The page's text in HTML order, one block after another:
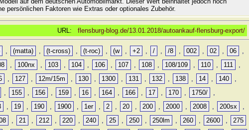
persönlichen Faktoren wie Extras oder optionales Zubehör.
URL: flensburg-blog.de/13.01.2018/autoankauf-flensburg-export/
, (matta) , (t-cross) , (t-roc) , (w , +2 , / , /8 , 002 , 02 , 06
,
, 100nx , 103 , 104 , 106 , 107 , 108 , 108/109 , 110 , 111
,
, 127 , 12m/15m , 130 , 1300 , 131 , 132 , 138 , 14 , 140
,
, 155 , 156 , 159 , 16 , 164 , 166 , 17 , 170 , 1750/
,
, 19 , 190 , 1900 , 1er , 2 , 20 , 200 , 2000 , 2008 , 200sx
,
, 21 , 212 , 220 , 240 , 25 , 250 , 250lm , 260 , 2600 ,
275